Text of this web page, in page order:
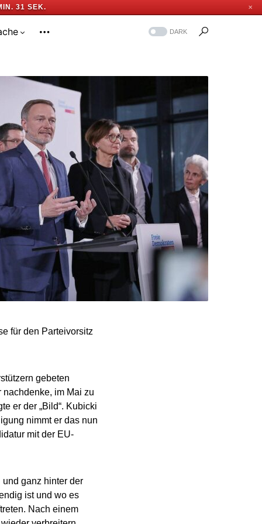
31 SEK. ✕
DARK
für den Parteivorsitz
gebeten
im Mai zu
er der „Bild“. Kubicki
nimmt er das nun
mit der EU-
ganz hinter der
ist und wo es
Nach einem